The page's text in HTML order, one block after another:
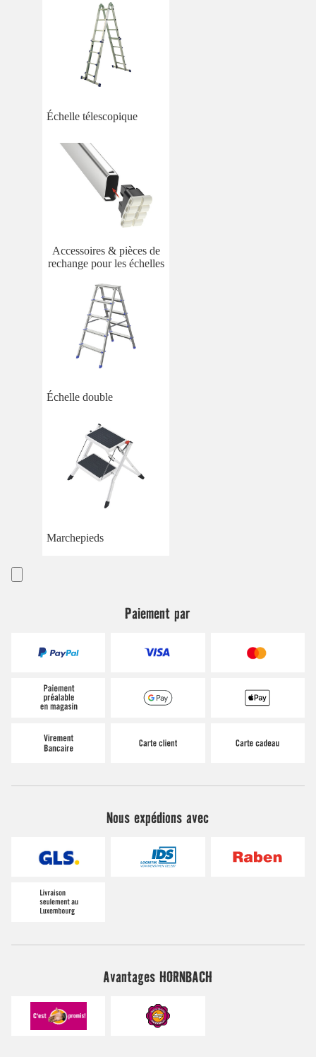
Échelle télescopique
Accessoires & pièces de
rechange pour les échelles
Échelle double
Marchepieds
Paiement par
Nous expédions avec
Avantages HORNBACH